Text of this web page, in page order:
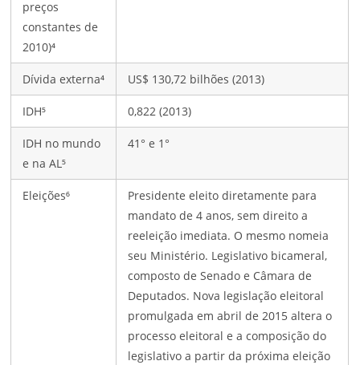
preços
constantes de
2010)⁴
Dívida externa⁴ US$ 130,72 bilhões (2013)
IDH⁵ 0,822 (2013)
IDH no mundo
e na AL⁵
41° e 1°
Eleições⁶
Presidente eleito diretamente para
mandato de 4 anos, sem direito a
reeleição imediata. O mesmo nomeia
seu Ministério. Legislativo bicameral,
composto de Senado e Câmara de
Deputados. Nova legislação eleitoral
promulgada em abril de 2015 altera o
processo eleitoral e a composição do
legislativo a partir da próxima eleição